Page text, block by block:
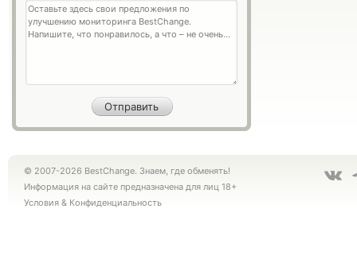
© 2007-2026 BestChange. Знаем, где обменять!
Информация на сайте предназначена для лиц 18+
Условия & Конфиденциальность